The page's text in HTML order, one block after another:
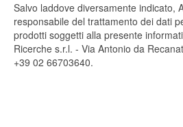
Salvo laddove diversamente indicato,
responsabile del trattamento dei dati
prodotti soggetti alla presente
Ricerche s.r.l. - Via Antonio da
+39 02 66703640.